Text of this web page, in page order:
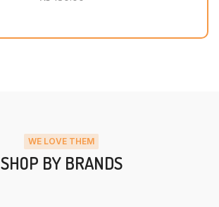
WE LOVE THEM
SHOP BY BRANDS